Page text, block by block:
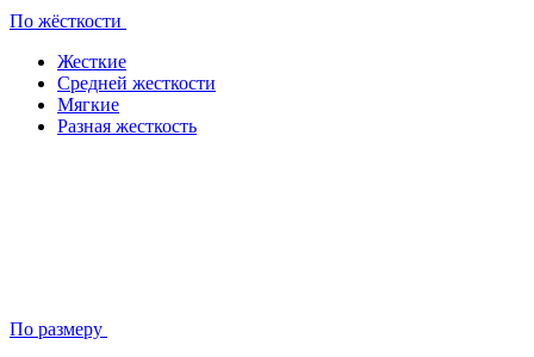
По жёсткости
Жесткие
Средней жесткости
Мягкие
Разная жесткость
По размеру